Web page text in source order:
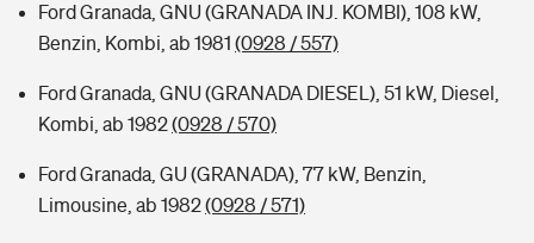
Ford Granada, GNU (GRANADA INJ. KOMBI), 108 kW,
Benzin, Kombi, ab 1981 (0928 / 557)
Ford Granada, GNU (GRANADA DIESEL), 51 kW, Diesel,
Kombi, ab 1982(0928 / 570)
Ford Granada, GU (GRANADA), 77 kW, Benzin,
Limousine, ab 1982(0928 / 571)